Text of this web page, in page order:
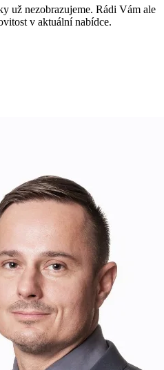
už nezobrazujeme. Rádi Vám ale
v aktuální nabídce.